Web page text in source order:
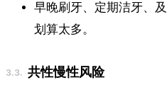
早晚刷牙、定期洁牙、
划算太多。
共性慢性风险